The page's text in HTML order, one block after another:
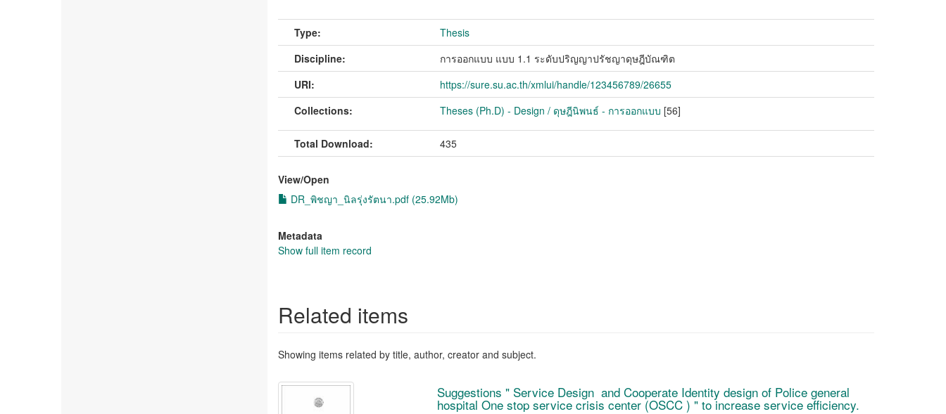
Type:
Thesis
Discipline:
การออกแบบ แบบ 1.1 ระดับปริญญาปรัชญาดุษฎีบัณฑิต
URI:
https://sure.su.ac.th/xmlui/handle/123456789/26655
Collections:
Theses (Ph.D) - Design / ดุษฎีนิพนธ์ - การออกแบบ [56]
Total Download: 435
View/Open
DR_พิชญา_นิลรุ่งรัตนา.pdf (25.92Mb)
Metadata
Show full item record
Related items
Showing items related by title, author, creator and subject.
Suggestions " Service Design and Cooperate Identity design of Police general
hospital One stop service crisis center (OSCC ) " to increase service efficiency.